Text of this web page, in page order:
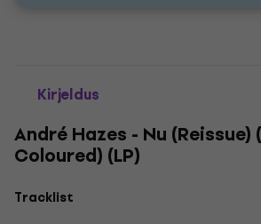
Kirjeldus
André Hazes - Nu (Reissue)
Coloured) (LP)
Tracklist